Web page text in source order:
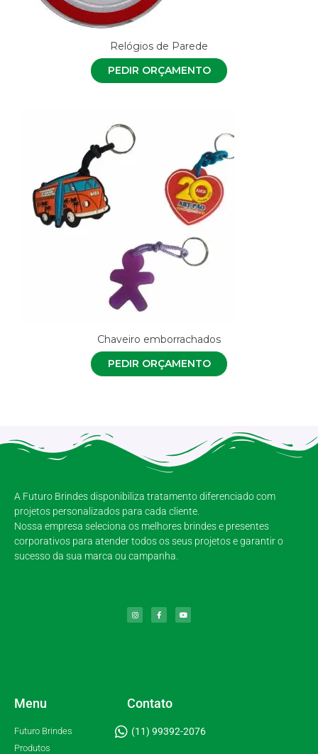
Relógios de Parede
PEDIR ORÇAMENTO
Chaveiro emborrachados
PEDIR ORÇAMENTO
A Futuro Brindes disponibiliza tratamento diferenciado com
projetos personalizados para cada cliente.
Nossa empresa seleciona os melhores brindes e presentes
corporativos para atender todos os seus projetos e garantir o
sucesso da sua marca ou campanha.
Menu
Futuro Brindes
Produtos
Contato
(11) 99392-2076